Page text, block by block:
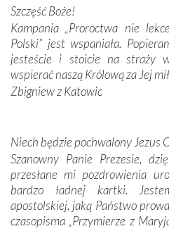
Podczas tej kilkudniowej
spotykaliśmy się z
Portugalczyków.
zwyczaje. Mimo że nasze
oddalone, w żaden
Sprawiła to oczywiście
kulturowa bliskość biorąca
mieliśmy okazję przekonać
otacza nie tylko nasz naród,
się Jej ufnie oddają, a także
Jej siebie oraz swych bliskich.
Dzieje Portugalii to również
Szczęść Boże!
Kampania „Proroctwa nie
Polski” jest wspaniała.
jesteście i stoicie na straży
wspierać naszą Królową za Jej
Zbigniew z Katowic
Niech będzie pochwalony Jezus
Szanowny Panie Prezesie,
przesłane mi pozdrowienia
bardzo ładnej kartki.
apostolskiej, jaką Państwo
czasopisma „Przymierze z